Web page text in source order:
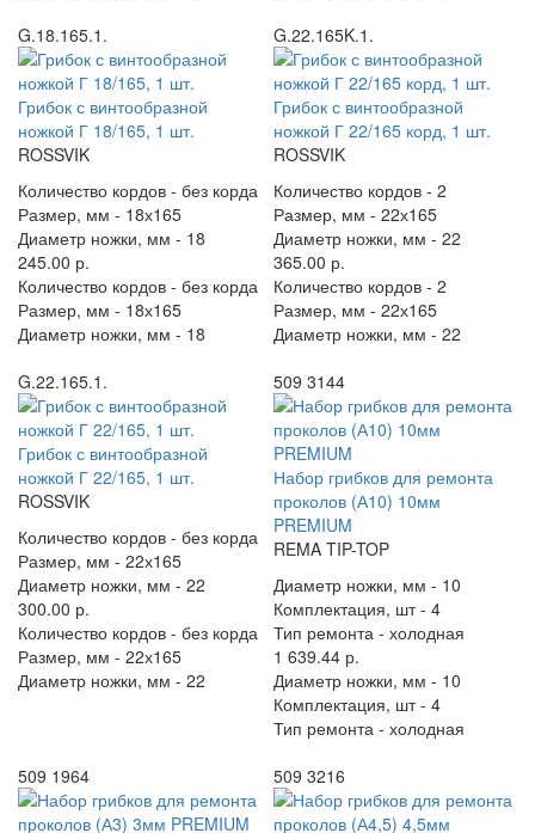
G.18.165.1.
Грибок с винтообразной
ножкой Г 18/165, 1 шт.
ROSSVIK
Количество кордов - без корда
Размер, мм - 18х165
Диаметр ножки, мм - 18
245.00 р.
Количество кордов - без корда
Размер, мм - 18х165
Диаметр ножки, мм - 18
G.22.165K.1.
Грибок с винтообразной
ножкой Г 22/165 корд, 1 шт.
ROSSVIK
Количество кордов - 2
Размер, мм - 22х165
Диаметр ножки, мм - 22
365.00 р.
Количество кордов - 2
Размер, мм - 22х165
Диаметр ножки, мм - 22
G.22.165.1.
Грибок с винтообразной
ножкой Г 22/165, 1 шт.
ROSSVIK
Количество кордов - без корда
Размер, мм - 22х165
Диаметр ножки, мм - 22
300.00 р.
Количество кордов - без корда
Размер, мм - 22х165
Диаметр ножки, мм - 22
509 3144
Набор грибков для ремонта
проколов (А10) 10мм
PREMIUM
REMA TIP-TOP
Диаметр ножки, мм - 10
Комплектация, шт - 4
Тип ремонта - холодная
1 639.44 р.
Диаметр ножки, мм - 10
Комплектация, шт - 4
Тип ремонта - холодная
509 1964
509 3216